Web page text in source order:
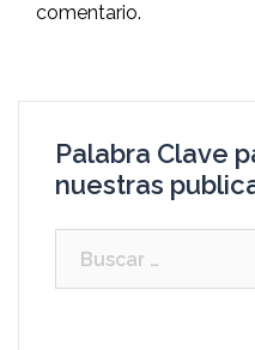
comentario.
Palabra Clave
nuestras